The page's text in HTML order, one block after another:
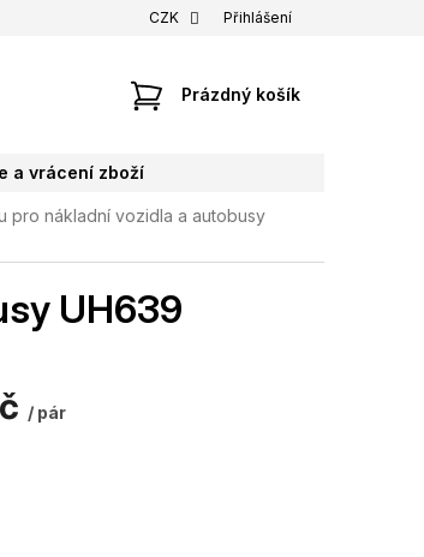
CZK Přihlášení
NÁKUPNÍ
Prázdný košík
a vrácení zboží
pro nákladní vozidla a autobusy
UH639
/ pár